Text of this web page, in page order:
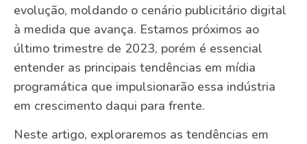
evolução, moldando o cenário publicitário digital
à medida que avança. Estamos próximos ao
último trimestre de 2023, porém é essencial
entender as principais tendências em mídia
programática que impulsionarão essa indústria
em crescimento daqui para frente.
Neste artigo, exploraremos as tendências em